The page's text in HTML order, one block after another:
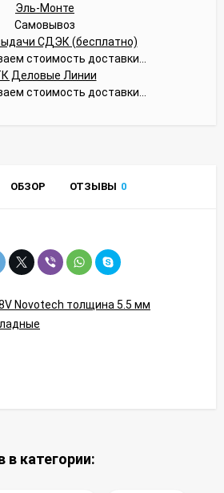
Эль-Монте
Самовывоз
СДЭК (бесплатно)
стоимость доставки...
Деловые Линии
стоимость доставки...
ОБЗОР ОТЗЫВЫ 0
Novotech толщина 5.5 мм
категории: